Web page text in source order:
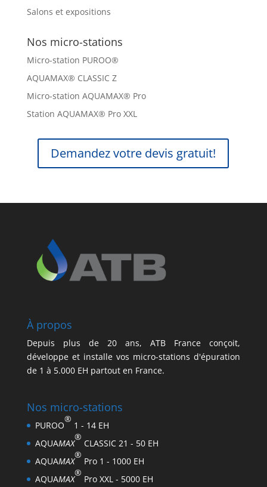
Salons et expositions
Nos micro-stations
Micro-station PUROO®
AQUAMAX® CLASSIC Z
Micro-station AQUAMAX® Pro
Station AQUAMAX® Pro XXL
Demandez votre devis gratuit!
À propos
Depuis plus de 20 ans, ATB France conçoit,
développe et installe vos micro-stations d'épuration
de 1 à 5.000 EH partout en France.
Nos micro-stations
PUROO
®
1 - 14 EH
AQUAMAX
®
CLASSIC 21 - 50 EH
AQUAMAX
®
Pro 1 - 1000 EH
AQUAMAX
®
Pro XXL - 5000 EH